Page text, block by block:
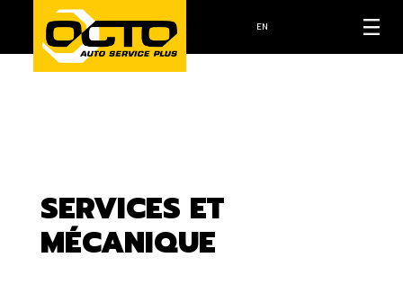
EN
SERVICES ET
MÉCANIQUE